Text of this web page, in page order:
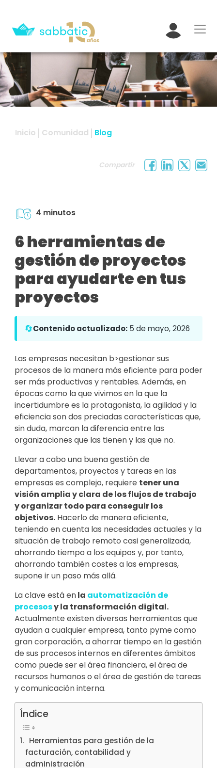
Inicio Comunidad Blog
Compartir
4 minutos
6 herramientas de
gestión de proyectos
para ayudarte en tus
proyectos
🔄Contenido actualizado: 5 de mayo, 2026
Las empresas necesitan b>gestionar sus
procesos de la manera más eficiente para poder
ser más productivas y rentables. Además, en
épocas como la que vivimos en la que la
incertidumbre es la protagonista, la agilidad y la
eficiencia son dos preciadas características que,
sin duda, marcan la diferencia entre las
organizaciones que las tienen y las que no.
Llevar a cabo una buena gestión de
departamentos, proyectos y tareas en las
empresas es complejo, requiere tener una
visión amplia y clara de los flujos de trabajo
y organizar todo para conseguir los
objetivos. Hacerlo de manera eficiente,
teniendo en cuenta las necesidades actuales y la
situación de trabajo remoto casi generalizada,
ahorrando tiempo a los equipos y, por tanto,
ahorrando también costes a las empresas,
supone ir un paso más allá.
La clave está enla automatización de
procesosy la transformación digital.
Actualmente existen diversas herramientas que
ayudan a cualquier empresa, tanto pyme como
gran corporación, a ahorrar tiempo en la gestión
de sus procesos internos en diferentes ámbitos
como puede ser el área financiera, el área de
recursos humanos o el área de gestión de tareas
y comunicación interna.
Índice
Herramientas para gestión de la
facturación, contabilidad y
administración